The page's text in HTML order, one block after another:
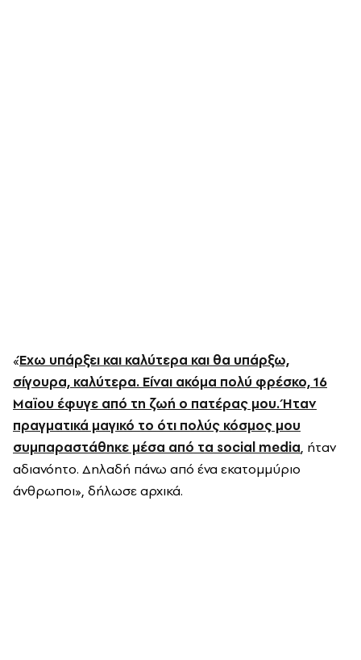
«Έχω υπάρξει και καλύτερα και θα υπάρξω,
σίγουρα, καλύτερα. Είναι ακόμα πολύ φρέσκο, 16
Μαϊου έφυγε από τη ζωή ο πατέρας μου. Ήταν
πραγματικά μαγικό το ότι πολύς κόσμος μου
συμπαραστάθηκε μέσα από τα social media, ήταν
αδιανόητο. Δηλαδή πάνω από ένα εκατομμύριο
άνθρωποι», δήλωσε αρχικά.